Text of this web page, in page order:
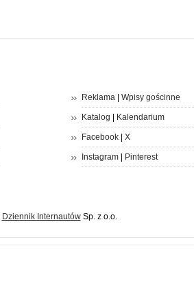
Reklama| Wpisy gościnne
Katalog Kalendarium
Facebook| X
Instagram| Pinterest
Dziennik InternautówSp. z o.o.